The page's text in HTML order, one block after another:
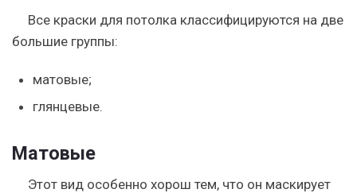
Все краски для потолка классифицируются на две
большие группы:
матовые;
глянцевые.
Матовые
Этот вид особенно хорош тем, что он маскирует